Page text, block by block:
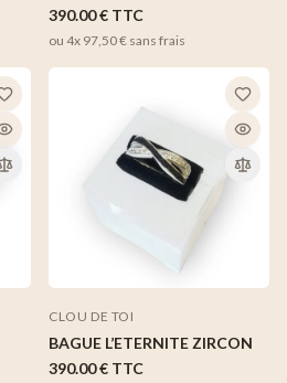
390.00 € TTC
ou 4x 97,50 € sans frais
CLOU DE TOI
BAGUE L’ETERNITE ZIRCON
390.00 € TTC